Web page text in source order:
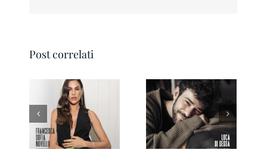
Post correlati
Pesaro IN Magazine
01 2026
Ravenna IN
Magazine 3/2026